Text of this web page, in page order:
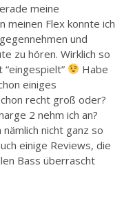
meine
meinen Flex konnte ich
und
zu hören. Wirklich so
“eingespielt”
Habe
einiges
recht groß oder?
2 nehm ich an?
nicht ganz so
einige Reviews, die
Bass überrascht